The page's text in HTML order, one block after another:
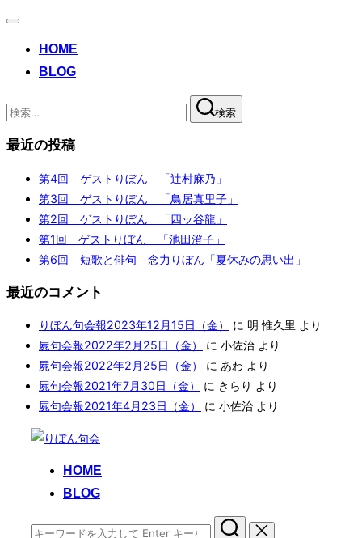
ナ
ン
り
HOME
BLOG
検
索:
検索
最近の投稿
第4回 ゲストりぼん 「辻村麻乃」
第3回 ゲストりぼん 「鳥居真里子」
第2回 ゲストりぼん 「四ッ谷龍」
第1回 ゲストりぼん 「池田澄子」
第6回 短歌と俳句 念力りぼん「夏休みの思い出」
最近のコメント
りぼん句会報2023年12月15日（金） に 明 惟久里 より
屍句会報2022年2月25日（金）
に 小佐治 より
屍句会報2022年2月25日（金）
に あわ より
屍句会報2021年7月30日（金）
に きらり より
屍句会報2021年4月23日（金）
に 小佐治 より
HOME
BLOG
検